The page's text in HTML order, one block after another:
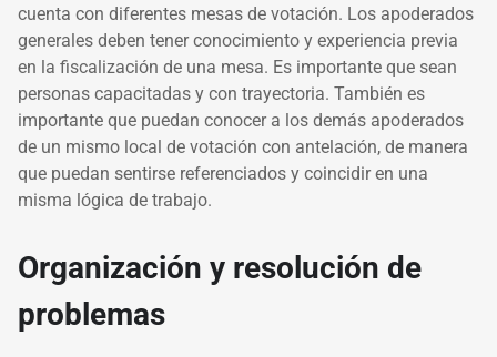
cuenta con diferentes mesas de votación. Los apoderados
generales deben tener conocimiento y experiencia previa
en la fiscalización de una mesa. Es importante que sean
personas capacitadas y con trayectoria. También es
importante que puedan conocer a los demás apoderados
de un mismo local de votación con antelación, de manera
que puedan sentirse referenciados y coincidir en una
misma lógica de trabajo.
Organización y resolución de
problemas